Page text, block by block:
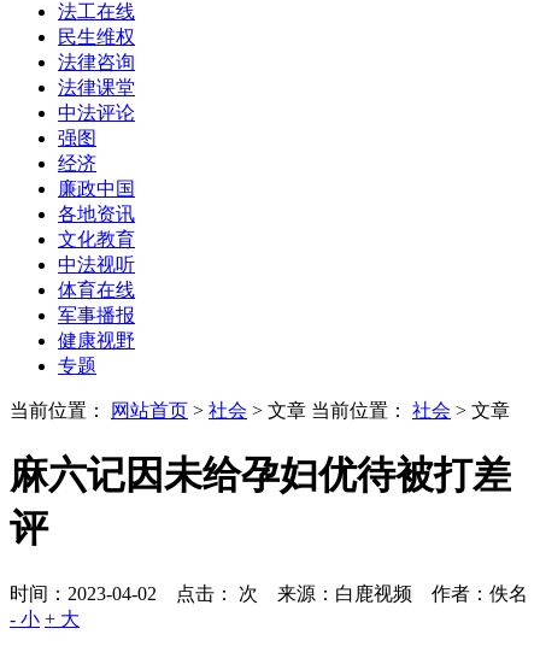
法工在线
民生维权
法律咨询
法律课堂
中法评论
强图
经济
廉政中国
各地资讯
文化教育
中法视听
体育在线
军事播报
健康视野
专题
当前位置： 网站首页 > 社会 > 文章 当前位置： 社会 > 文章
麻六记因未给孕妇优待被打差
评
时间：2023-04-02 点击： 次 来源：白鹿视频 作者：佚名
- 小 + 大